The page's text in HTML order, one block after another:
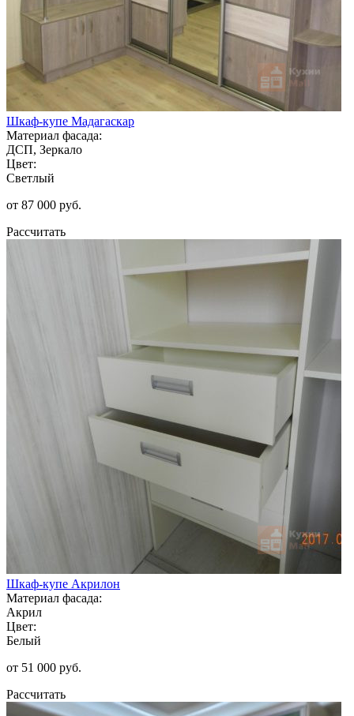
Шкаф-купе Мадагаскар
Материал фасада:
ДСП, Зеркало
Цвет:
Светлый
от 87 000 руб.
Рассчитать
Шкаф-купе Акрилон
Материал фасада:
Акрил
Цвет:
Белый
от 51 000 руб.
Рассчитать